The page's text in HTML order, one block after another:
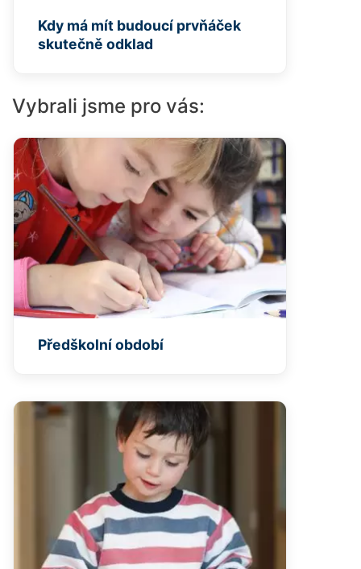
Kdy má mít budoucí prvňáček
skutečně odklad
Vybrali jsme pro vás:
Předškolní období